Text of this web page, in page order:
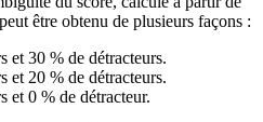
être obtenu de plusieurs façons :
et 30 % de détracteurs.
et 20 % de détracteurs.
et 0 % de détracteur.